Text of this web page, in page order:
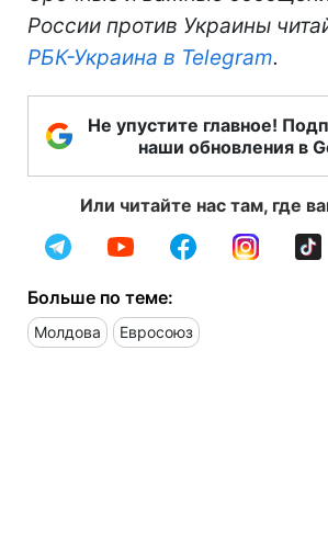
России против Украины
РБК-Украина в Telegram.
Не упустите главное!
наши обновления в
Или читайте нас там, где
Больше по теме:
Молдова Евросоюз